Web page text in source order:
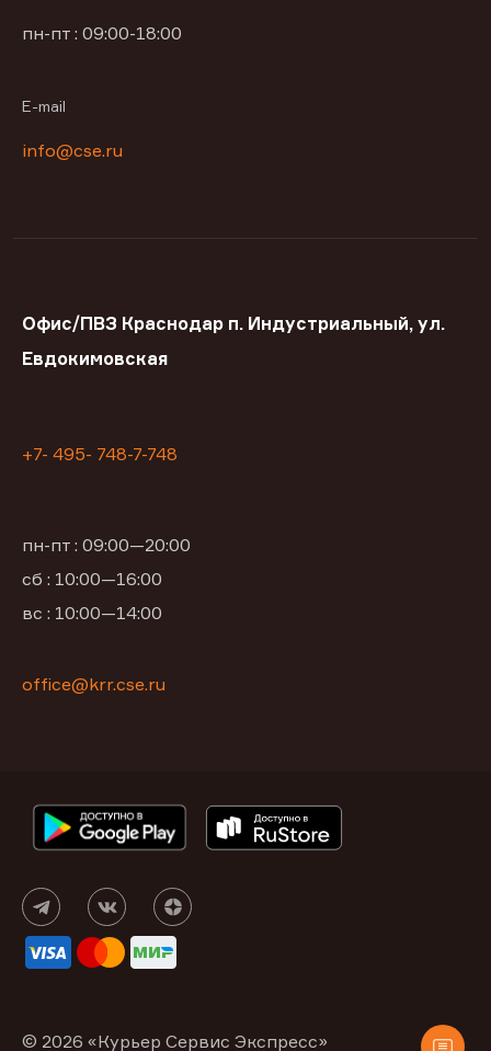
пн-пт : 09:00-18:00
E-mail
info@cse.ru
Офис/ПВЗ Краснодар п. Индустриальный, ул.
Евдокимовская
+7- 495- 748-7-748
пн-пт : 09:00—20:00
сб : 10:00—16:00
вс : 10:00—14:00
office@krr.cse.ru
© 2026 «Курьер Сервис Экспресс»